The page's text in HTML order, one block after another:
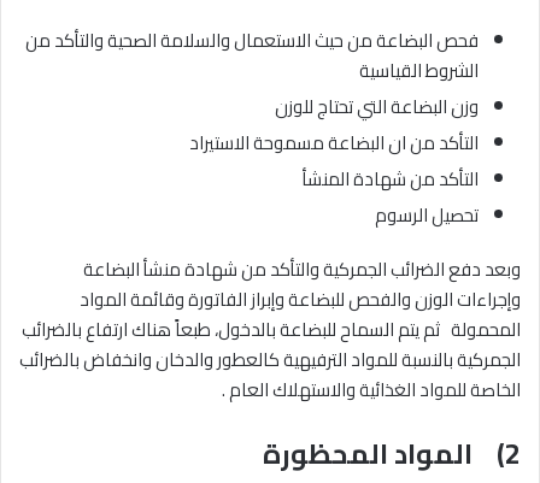
فحص البضاعة من حيث الاستعمال والسلامة الصحية والتأكد من
الشروط القياسية
وزن البضاعة التي تحتاج للوزن
التأكد من ان البضاعة مسموحة الاستيراد
التأكد من شهادة المنشأ
تحصيل الرسوم
وبعد دفع الضرائب الجمركية والتأكد من شهادة منشأ البضاعة
وإجراءات الوزن والفحص للبضاعة وإبراز الفاتورة وقائمة المواد
المحمولة ثم يتم السماح للبضاعة بالدخول، طبعاً هناك ارتفاع بالضرائب
الجمركية بالنسبة للمواد الترفيهية كالعطور والدخان وانخفاض بالضرائب
الخاصة للمواد الغذائية والاستهلاك العام .
2) المواد المحظورة